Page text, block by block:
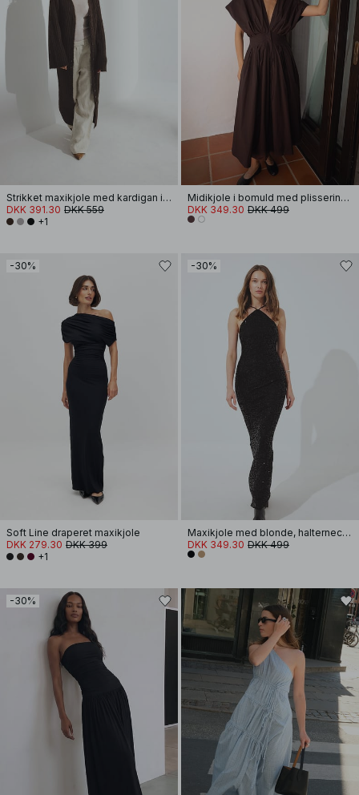
Strikket maxikjole med kardigan i uldblanding
DKK 391.30 DKK 559
+1
Midikjole i bomuld med plissering og korte ærmer
DKK 349.30 DKK 499
-30%
Soft Line draperet maxikjole
DKK 279.30 DKK 399
+1
-30%
Maxikjole med blonde, halterneck og pailletter
DKK 349.30 DKK 499
-30%